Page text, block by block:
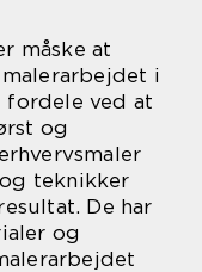
måske at
i
fordele ved at
og
teknikker
De har
og